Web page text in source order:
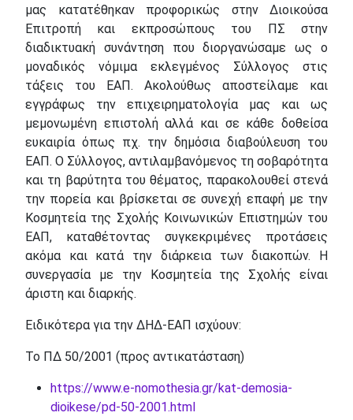
μας κατατέθηκαν προφορικώς στην Διοικούσα
Επιτροπή και εκπροσώπους του ΠΣ στην
διαδικτυακή συνάντηση που διοργανώσαμε ως ο
μοναδικός νόμιμα εκλεγμένος Σύλλογος στις
τάξεις του ΕΑΠ. Ακολούθως αποστείλαμε και
εγγράφως την επιχειρηματολογία μας και ως
μεμονωμένη επιστολή αλλά και σε κάθε δοθείσα
ευκαιρία όπως πχ. την δημόσια διαβούλευση του
ΕΑΠ. Ο Σύλλογος, αντιλαμβανόμενος τη σοβαρότητα
και τη βαρύτητα του θέματος, παρακολουθεί στενά
την πορεία και βρίσκεται σε συνεχή επαφή με την
Κοσμητεία της Σχολής Κοινωνικών Επιστημών του
ΕΑΠ, καταθέτοντας συγκεκριμένες προτάσεις
ακόμα και κατά την διάρκεια των διακοπών. Η
συνεργασία με την Κοσμητεία της Σχολής είναι
άριστη και διαρκής.
Ειδικότερα για την ΔΗΔ-ΕΑΠ ισχύουν:
Το ΠΔ 50/2001 (προς αντικατάσταση)
https://www.e-nomothesia.gr/kat-demosia-
dioikese/pd-50-2001.html